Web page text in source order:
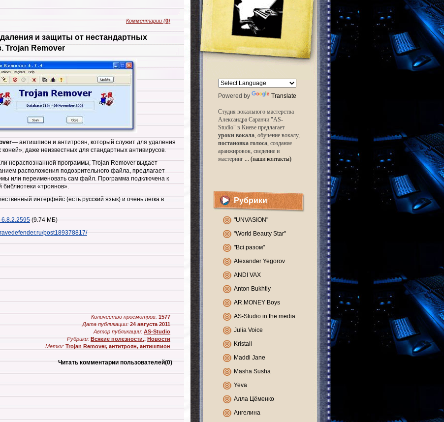
Powered by Translate
Студия вокального мастерства
Александра Саранчи "AS-
Studio" в Киеве предлагает
уроки вокала, обучение вокалу,
постановка голоса, создание
аранжировок, сведение и
мастеринг ... (наши контакты)
Рубрики
"UNVASION"
"World Beauty Star"
"Всі разом"
Alexander Yegorov
ANDI VAX
Anton Bukhtiy
AR.MONEY Boys
AS-Studio in the media
Julia Voice
Kristall
Maddi Jane
Masha Susha
Yeva
Алла Цёменко
Ангелина
Комментарии (0)
и защиты от нестандартных
Trojan Remover
— антишпион и антитроян, который служит для удаления
даже неизвестных для стандартных антивирусов.
нераспознанной программы, Trojan Remover выдает
расположения подозрительного файла, предлагает
или переименовать сам файл. Программа подключена к
«троянов».
интерфейс (есть русский язык) и очень легка в
(9.74 МБ)
post189378817/
Количество просмотров: 1577
Дата публикации: 24 августа 2011
Автор публикации: AS-Studio
Рубрики: Всякие полезности.,Новости
Метки: Trojan Remover, антитроян, антишпион
Читать комментарии пользователей(0)